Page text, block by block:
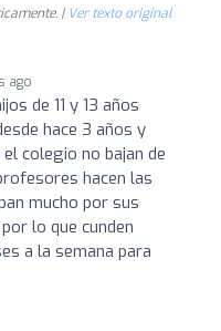
| Ver texto original
ago
de 11 y 13 años
hace 3 años y
colegio no bajan de
hacen las
mucho por sus
lo que cunden
a la semana para